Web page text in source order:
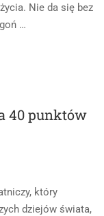
Nie da się bez
…
40 punktów
który
dziejów świata,